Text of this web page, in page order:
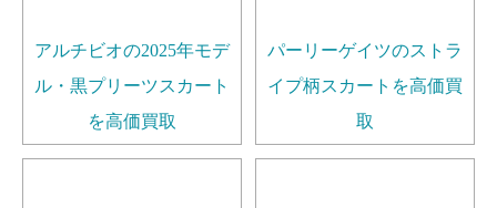
アルチビオの2025年モデ
ル・黒プリーツスカート
を高価買取
パーリーゲイツのストラ
イプ柄スカートを高価買
取